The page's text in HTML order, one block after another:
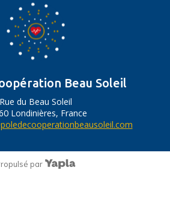
Beau Soleil
Rue du Beau Soleil
Londinières, France
par